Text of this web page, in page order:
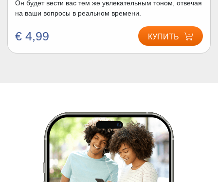
Он будет вести вас тем же увлекательным тоном, отвечая
на ваши вопросы в реальном времени.
€ 4,99 КУПИТЬ